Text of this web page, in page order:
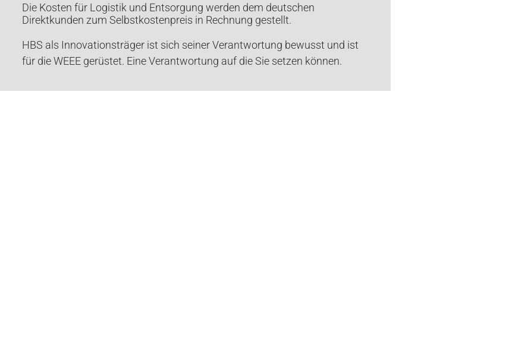
Die Kosten für Logistik und Entsorgung werden dem deutschen
Direktkunden zum Selbstkostenpreis in Rechnung gestellt.
HBS als Innovationsträger ist sich seiner Verantwortung bewusst und ist
für die WEEE gerüstet. Eine Verantwortung auf die Sie setzen können.